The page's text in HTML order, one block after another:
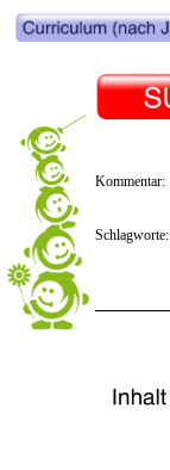
Kommentar:
Schlagworte: